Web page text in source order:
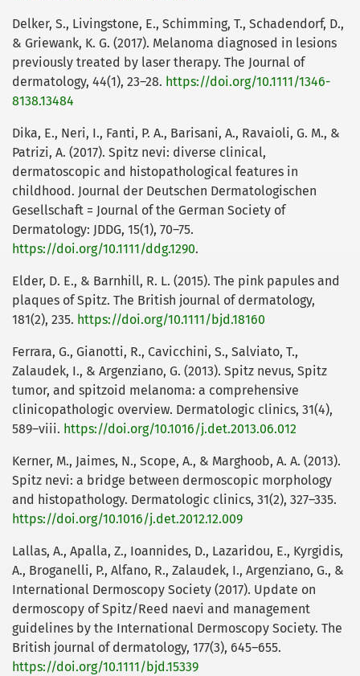
Delker, S., Livingstone, E., Schimming, T., Schadendorf, D.,
& Griewank, K. G. (2017). Melanoma diagnosed in lesions
previously treated by laser therapy. The Journal of
dermatology, 44(1), 23–28. https://doi.org/10.1111/1346-
8138.13484
Dika, E., Neri, I., Fanti, P. A., Barisani, A., Ravaioli, G. M., &
Patrizi, A. (2017). Spitz nevi: diverse clinical,
dermatoscopic and histopathological features in
childhood. Journal der Deutschen Dermatologischen
Gesellschaft = Journal of the German Society of
Dermatology: JDDG, 15(1), 70–75.
https://doi.org/10.1111/ddg.1290.
Elder, D. E., & Barnhill, R. L. (2015). The pink papules and
plaques of Spitz. The British journal of dermatology,
181(2), 235. https://doi.org/10.1111/bjd.18160
Ferrara, G., Gianotti, R., Cavicchini, S., Salviato, T.,
Zalaudek, I., & Argenziano, G. (2013). Spitz nevus, Spitz
tumor, and spitzoid melanoma: a comprehensive
clinicopathologic overview. Dermatologic clinics, 31(4),
589–viii. https://doi.org/10.1016/j.det.2013.06.012
Kerner, M., Jaimes, N., Scope, A., & Marghoob, A. A. (2013).
Spitz nevi: a bridge between dermoscopic morphology
and histopathology. Dermatologic clinics, 31(2), 327–335.
https://doi.org/10.1016/j.det.2012.12.009
Lallas, A., Apalla, Z., Ioannides, D., Lazaridou, E., Kyrgidis,
A., Broganelli, P., Alfano, R., Zalaudek, I., Argenziano, G., &
International Dermoscopy Society (2017). Update on
dermoscopy of Spitz/Reed naevi and management
guidelines by the International Dermoscopy Society. The
British journal of dermatology, 177(3), 645–655.
https://doi.org/10.1111/bjd.15339